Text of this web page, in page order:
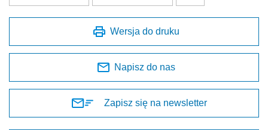
Wersja do druku
Napisz do nas
Zapisz się na newsletter